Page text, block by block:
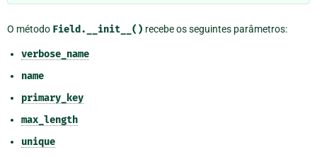
O método Field.__init__() recebe os seguintes parâmetros:
verbose_name
name
primary_key
max_length
unique